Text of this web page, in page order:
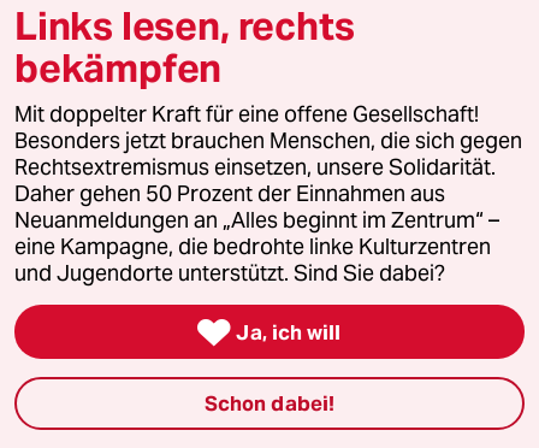
T TV
12.12.2022,15:40 Uhr
Wie wäre es denn mit Hanf statt Holz, ist das in
so einem Kraftwerk sinnvoll integrierbar?
N namekianer
19.12.2022,19:00 Uhr
Ich kann jetzt keine genauen Zahlen
höheren Heizwert. Bringt also mehr
Energie, was wieder mehr Strom
Links lesen, rechts
bekämpfen
Mit doppelter Kraft für eine offene Gesellschaft!
Besonders jetzt brauchen Menschen, die sich gegen
Rechtsextremismus einsetzen, unsere Solidarität.
Daher gehen 50 Prozent der Einnahmen aus
Neuanmeldungen an „Alles beginnt im Zentrum“ –
eine Kampagne, die bedrohte linke Kulturzentren
und Jugendorte unterstützt. Sind Sie dabei?
 Ja, ich will
Schon dabei!